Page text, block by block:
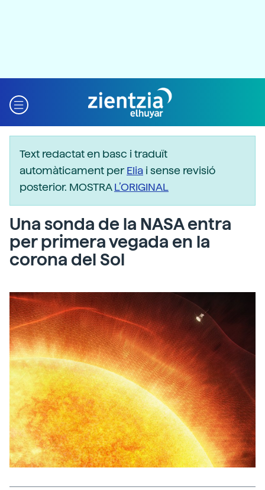
Text redactat en basc i traduït
automàticament perElia i sense revisió
posterior. MOSTRAL’ORIGINAL
Una sonda de la NASA entra
per primera vegada en la
corona del Sol